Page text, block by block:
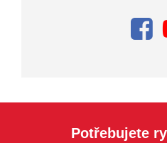
Potřebujete